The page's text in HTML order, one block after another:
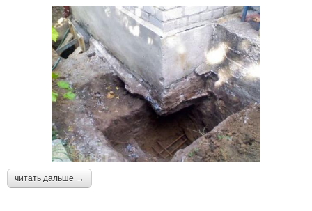
читать дальше →